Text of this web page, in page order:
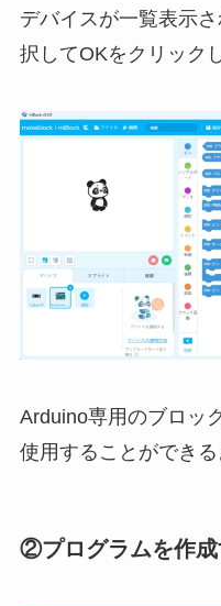
デバイスが一覧表示
択してOKをクリック
Arduino専用のブロッ
使用することができる
②プログラムを作成